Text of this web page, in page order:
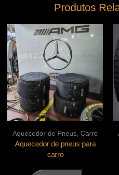
Produtos
Aquecedor de Pneus Carro
Aquecedor de pneus para
carro